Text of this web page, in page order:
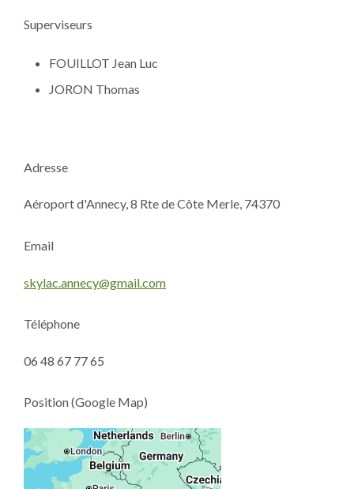
Superviseurs
FOUILLOT Jean Luc
JORON Thomas
Adresse
Aéroport d'Annecy, 8 Rte de Côte Merle, 74370
Email
skylac.annecy@gmail.com
Téléphone
06 48 67 77 65
Position (Google Map)